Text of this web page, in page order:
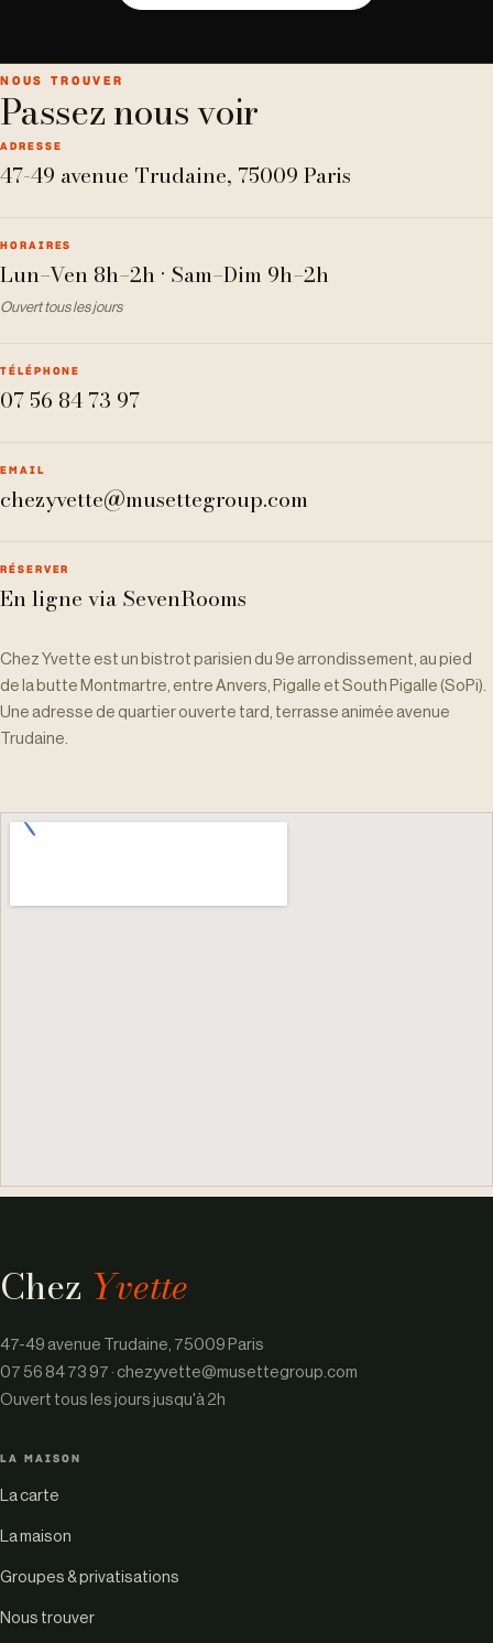
NOUS TROUVER
Passez nous voir
ADRESSE
47-49 avenue Trudaine, 75009 Paris
HORAIRES
Lun–Ven 8h–2h · Sam–Dim 9h–2h
Ouvert tous les jours
TÉLÉPHONE
07 56 84 73 97
EMAIL
chezyvette@musettegroup.com
RÉSERVER
En ligne via SevenRooms
Chez Yvette est un bistrot parisien du 9e arrondissement, au pied
de la butte Montmartre, entre Anvers, Pigalle et South Pigalle (SoPi).
Une adresse de quartier ouverte tard, terrasse animée avenue
Trudaine.
Chez Yvette
47-49 avenue Trudaine, 75009 Paris
07 56 84 73 97 · chezyvette@musettegroup.com
Ouvert tous les jours jusqu'à 2h
LA MAISON
La carte
La maison
Groupes & privatisations
Nous trouver